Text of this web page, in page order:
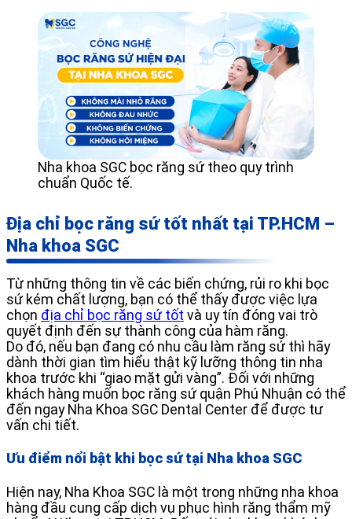
Nha khoa SGC bọc răng sứ theo quy trình
chuẩn Quốc tế.
Địa chỉ bọc răng sứ tốt nhất tại TP.HCM –
Nha khoa SGC
Từ những thông tin về các biến chứng, rủi ro khi bọc
sứ kém chất lượng, bạn có thể thấy được việc lựa
chọn địa chỉ bọc răng sứ tốt và uy tín đóng vai trò
quyết định đến sự thành công của hàm răng.
Do đó, nếu bạn đang có nhu cầu làm răng sứ thì hãy
dành thời gian tìm hiểu thật kỹ lưỡng thông tin nha
khoa trước khi “giao mặt gửi vàng”. Đối với những
khách hàng muốn bọc răng sứ quận Phú Nhuận có thể
đến ngay Nha Khoa SGC Dental Center để được tư
vấn chi tiết.
Ưu điểm nổi bật khi bọc sứ tại Nha khoa SGC
Hiện nay, Nha Khoa SGC là một trong những nha khoa
hàng đầu cung cấp dịch vụ phục hình răng thẩm mỹ